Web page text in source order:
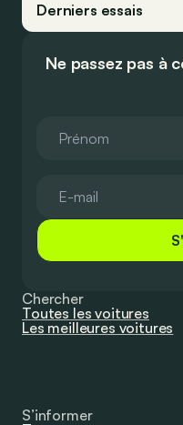
Derniers essais
Ne passez pas à
Chercher
Toutes les voitures
Les meilleures voitures
S’informer